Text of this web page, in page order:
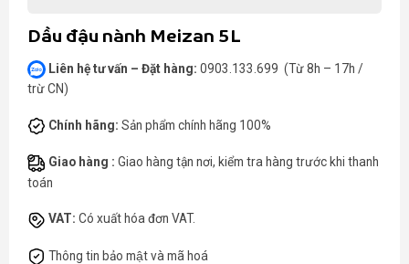
Dầu đậu nành Meizan 5L
Liên hệ tư vấn – Đặt hàng: 0903.133.699 (Từ 8h – 17h /
trừ CN)
Chính hãng: Sản phẩm chính hãng 100%
Giao hàng : Giao hàng tận nơi, kiểm tra hàng trước khi thanh
toán
VAT: Có xuất hóa đơn VAT.
Thông tin bảo mật và mã hoá